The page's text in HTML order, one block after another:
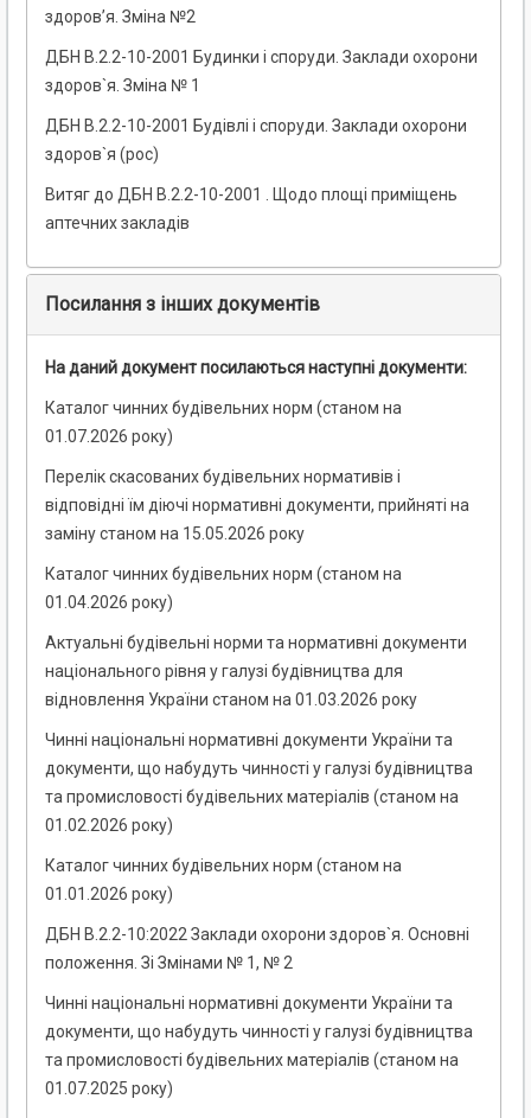
здоров’я. Зміна №2
ДБН В.2.2-10-2001 Будинки і споруди. Заклади охорони
здоров`я. Зміна № 1
ДБН В.2.2-10-2001 Будівлі і споруди. Заклади охорони
здоров`я (рос)
Витяг до ДБН В.2.2-10-2001 . Щодо площі приміщень
аптечних закладів
Посилання з інших документів
На даний документ посилаються наступні документи:
Каталог чинних будівельних норм (станом на
01.07.2026 року)
Перелік скасованих будівельних нормативів і
відповідні їм діючі нормативні документи, прийняті на
заміну станом на 15.05.2026 року
Каталог чинних будівельних норм (станом на
01.04.2026 року)
Актуальні будівельні норми та нормативні документи
національного рівня у галузі будівництва для
відновлення України станом на 01.03.2026 року
Чинні національні нормативні документи України та
документи, що набудуть чинності у галузі будівництва
та промисловості будівельних матеріалів (станом на
01.02.2026 року)
Каталог чинних будівельних норм (станом на
01.01.2026 року)
ДБН В.2.2-10:2022 Заклади охорони здоров`я. Основні
положення. Зі Змінами № 1, № 2
Чинні національні нормативні документи України та
документи, що набудуть чинності у галузі будівництва
та промисловості будівельних матеріалів (станом на
01.07.2025 року)